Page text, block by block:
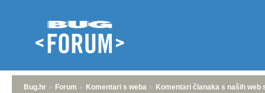
Bug.hr » Forum » Komentari s weba » Komentari članaka s naših web